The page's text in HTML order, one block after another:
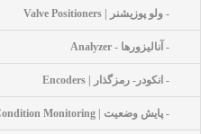
- ولو پوزیشنر | Valve Positioners
- آنالیزورها - Analyzer
- انکودر- رمزگذار | Encoders
- پایش وضعیت | Condition Monitoring